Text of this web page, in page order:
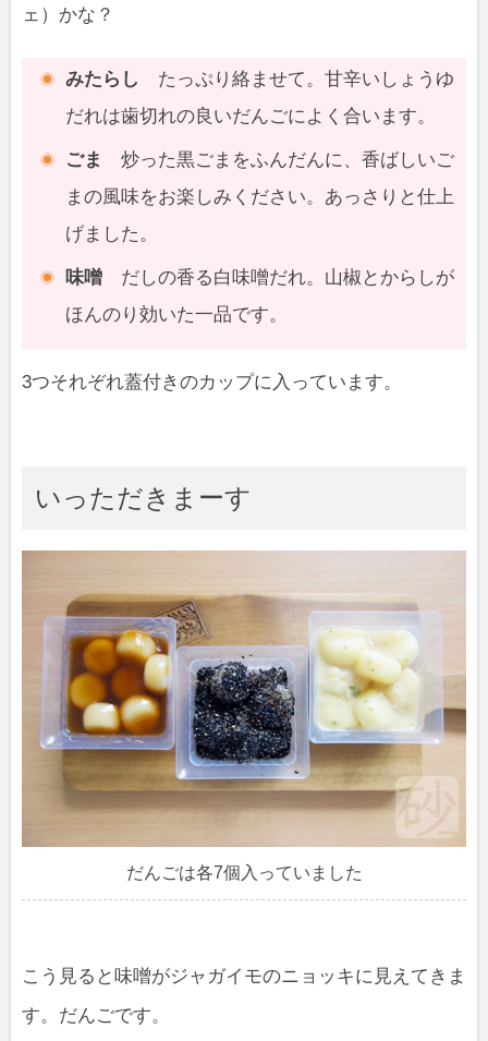
ェ）かな？
みたらし
たっぷり絡ませて。甘辛いしょうゆ
だれは歯切れの良いだんごによく合います。
ごま
炒った黒ごまをふんだんに、香ばしいご
まの風味をお楽しみください。あっさりと仕上
げました。
味噌 だしの香る白味噌だれ。山椒とからしが
ほんのり効いた一品です。
3つそれぞれ蓋付きのカップに入っています。
いっただきまーす
だんごは各7個入っていました
こう見ると味噌がジャガイモのニョッキに見えてきま
す。だんごです。